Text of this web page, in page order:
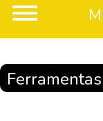
Ferramentas